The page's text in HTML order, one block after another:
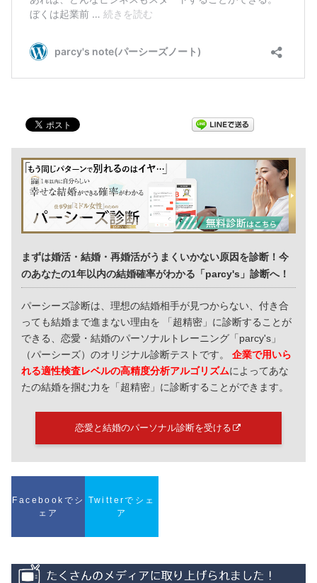
まずは婚活・結婚・再婚活がうまくいかない原因を診断！今
のあなたの1年以内の結婚確率がわかる「parcy's」診断へ！
パーシーズ診断は、理想の結婚相手が見つからない、付き合
っても結婚まで進まない理由を 「超精密」に診断することが
できる、恋愛・結婚のパーソナルトレーニング「parcy's」
（パーシーズ）のオリジナル診断テストです。企業で用いら
れる適性検査レベルの高精度分析アルゴリズムによってあな
たの結婚を掴む力を「超精密」に診断することができます。
恋愛と結婚のパーソナル診断を受ける
Facebookでシ
ェア
Twitterでシェ
ア